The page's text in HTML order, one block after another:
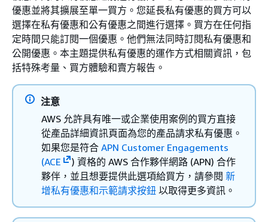
優惠並將其擴展至單一買方。您延長私有優惠的買方可以
選擇在私有優惠和公有優惠之間進行選擇。買方在任何指
定時間只能訂閱一個優惠。他們無法同時訂閱私有優惠和
公開優惠。本主題提供私有優惠的運作方式相關資訊，包
括特殊考量、買方體驗和賣方報告。
注意
AWS 允許具有唯一或企業使用案例的買方直接
從產品詳細資訊頁面為您的產品請求私有優惠。
如果您是符合 APN Customer Engagements
(ACE
) 資格的 AWS 合作夥伴網路 (APN) 合作
夥伴，並且想要提供此選項給買方，請參閱 新
增私有優惠和示範請求按鈕 以取得更多資訊。